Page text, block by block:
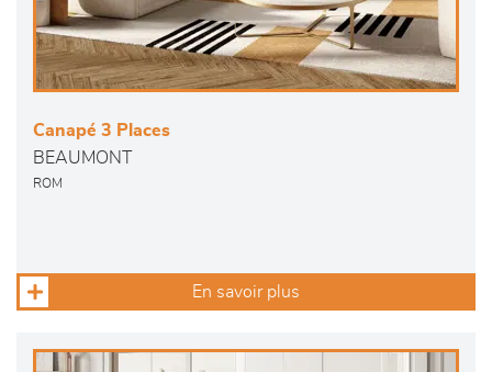
Canapé 3 Places
BEAUMONT
ROM
En savoir plus